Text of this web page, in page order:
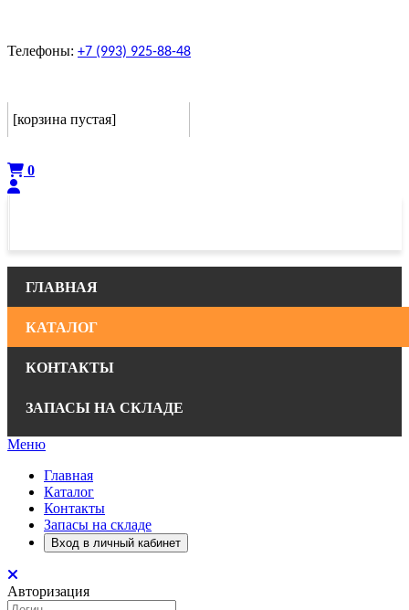
Телефоны: +7 (993) 925-88-48
[корзина пустая]
0
ГЛАВНАЯ
КАТАЛОГ
КОНТАКТЫ
ЗАПАСЫ НА СКЛАДЕ
Меню
Главная
Каталог
Контакты
Запасы на складе
Вход в личный кабинет
Авторизация